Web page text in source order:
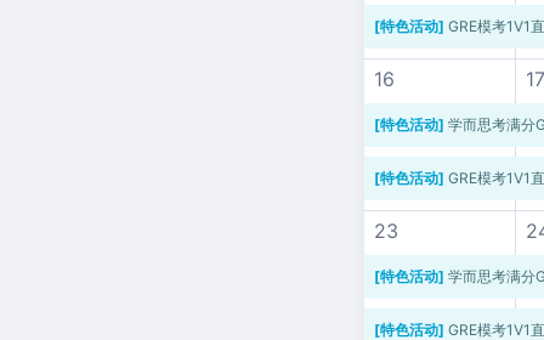
[特色活动] GRE模考1V1
16 17
[特色活动] 学而思考满分
[特色活动] GRE模考1V1
23
[特色活动] 学而思考满分
[特色活动] GRE模考1V1